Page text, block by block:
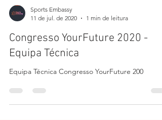
Sports Embassy
11 de jul. de 2020
Congresso YourFuture 2020 -
Equipa Técnica
Equipa Técnica Congresso YourFuture 200